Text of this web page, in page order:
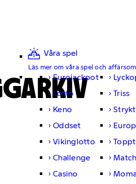
Våra spel
Läs mer om våra spel och
Eurojackpot
Lotto
Triss
Keno
Oddset
Vikinglotto
Challenge
Casino